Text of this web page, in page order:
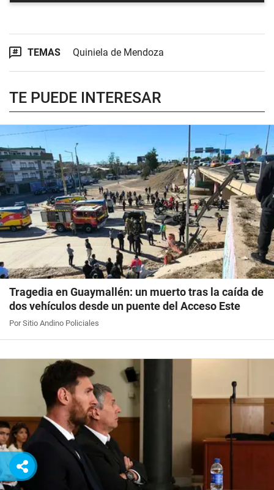
TEMAS Quiniela de Mendoza
TE PUEDE INTERESAR
Tragedia en Guaymallén: un muerto tras la caída de
dos vehículos desde un puente del Acceso Este
Por Sitio Andino Policiales